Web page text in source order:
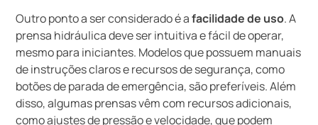
Outro ponto a ser considerado é afacilidade de uso. A
prensa hidráulica deve ser intuitiva e fácil de operar,
mesmo para iniciantes. Modelos que possuem manuais
de instruções claros e recursos de segurança, como
botões de parada de emergência, são preferíveis. Além
disso, algumas prensas vêm com recursos adicionais,
como ajustes de pressão e velocidade, que podem